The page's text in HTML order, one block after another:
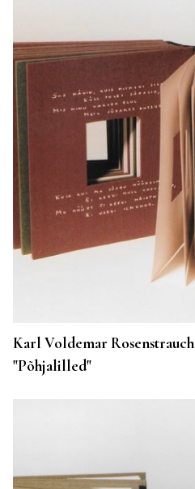
Karl Voldemar Rosenstrauch
"Põhjalilled"